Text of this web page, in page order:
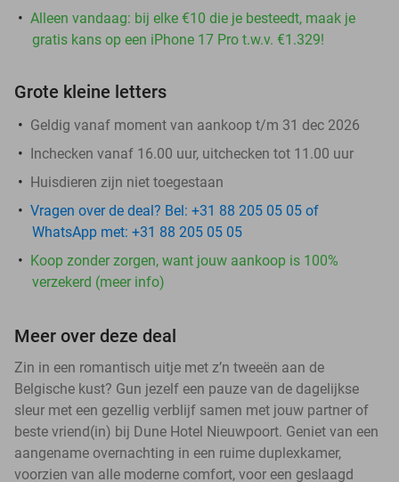
Alleen vandaag: bij elke €10 die je besteedt, maak je
gratis kans op een iPhone 17 Pro t.w.v. €1.329!
Grote kleine letters
Geldig vanaf moment van aankoop t/m 31 dec 2026
Inchecken vanaf 16.00 uur, uitchecken tot 11.00 uur
Huisdieren zijn niet toegestaan
Vragen over de deal? Bel: +31 88 205 05 05 of
WhatsApp met: +31 88 205 05 05
Koop zonder zorgen, want jouw aankoop is 100%
verzekerd (meer info)
Meer over deze deal
Zin in een romantisch uitje met z’n tweeën aan de
Belgische kust? Gun jezelf een pauze van de dagelijkse
sleur met een gezellig verblijf samen met jouw partner of
beste vriend(in) bij Dune Hotel Nieuwpoort. Geniet van een
aangename overnachting in een ruime duplexkamer,
voorzien van alle moderne comfort, voor een geslaagd